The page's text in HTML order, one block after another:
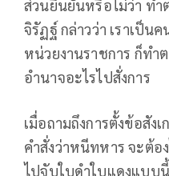
ส่วนยืนยันหรือไม่ว่า ทำ
จิรัฏฐ์ กล่าวว่า เราเป็น
หน่วยงานราชการ ก็ทำ
อำนาจอะไรไปสั่งการ
เมื่อถามถึงการตั้งข้อสัง
คำสั่งว่าหนีทหาร จะต้
ไปจับใบดำใบแดงแบบ